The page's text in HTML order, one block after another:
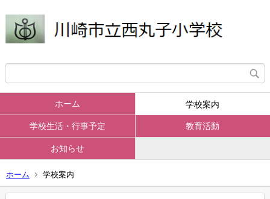
ホーム 学校案内
学校生活・行事予定 教育活動
お知らせ
ホーム 学校案内